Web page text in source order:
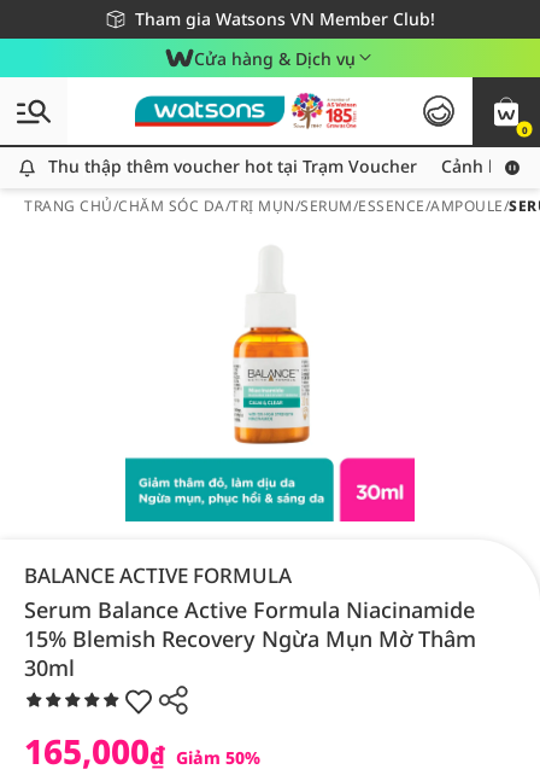
Tham gia Watsons VN Member Club!
Miễn phí giao hàng cho đơn hàng từ 249,000Đ
Giao hàng nhanh 24h - Áp dụng khu vực TP. Hồ Chí Minh
Cửa hàng & Dịch vụ
0
Thu thập thêm voucher hot tại Trạm Voucher
Thu thập thêm voucher hot tại Trạm Voucher Cảnh báo
TRANG CHỦ/CHĂM SÓC DA/TRỊ MỤN/SERUM/ESSENCE/AMPOULE/
BALANCE ACTIVE FORMULA
Serum Balance Active Formula Niacinamide
15% Blemish Recovery Ngừa Mụn Mờ Thâm
30ml
165,000₫ Giảm 50%